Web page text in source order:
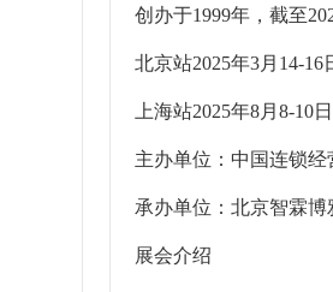
创办于1999年，截至
北京站2025年3月
上海站2025年8月
主办单位：中国连锁经
承办单位：北京智霖
展会介绍